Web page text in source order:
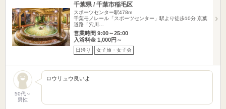
千葉県 / 千葉市稲毛区
スポーツセンター駅478m
千葉モノレール「スポーツセンター」駅より徒歩10分 京葉
道路「穴川…
営業時間 9:00～25:00
入浴料金 1,000円～
日帰り 女子旅・女子会
50代～
男性
ロウリュウ良いよ